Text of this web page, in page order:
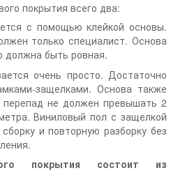
покрытия всего два:
с помощью клейкой основы.
только специалист. Основа
должна быть ровная.
очень просто. Достаточно
защелками. Основа также
не должен превышать 2
Виниловый пол с защелкой
и повторную разборку без
покрытия состоит из